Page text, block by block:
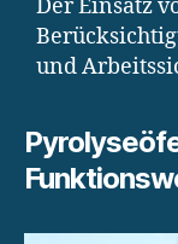
Der Einsatz
und